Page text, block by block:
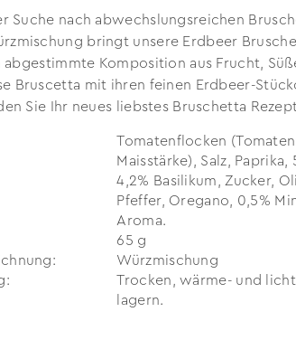
Suche nach abwechslungsreichen
bringt unsere Erdbeer
abgestimmte Komposition aus Frucht,
Bruscetta mit ihren feinen Erdbeer-
Sie Ihr neues liebstes Bruschetta
Tomatenflocken
Maisstärke), Salz, Paprika,
4,2% Basilikum, Zucker,
Pfeffer, Oregano, 0,5%
Aroma.
65 g
Würzmischung
Trocken, wärme- und
lagern.